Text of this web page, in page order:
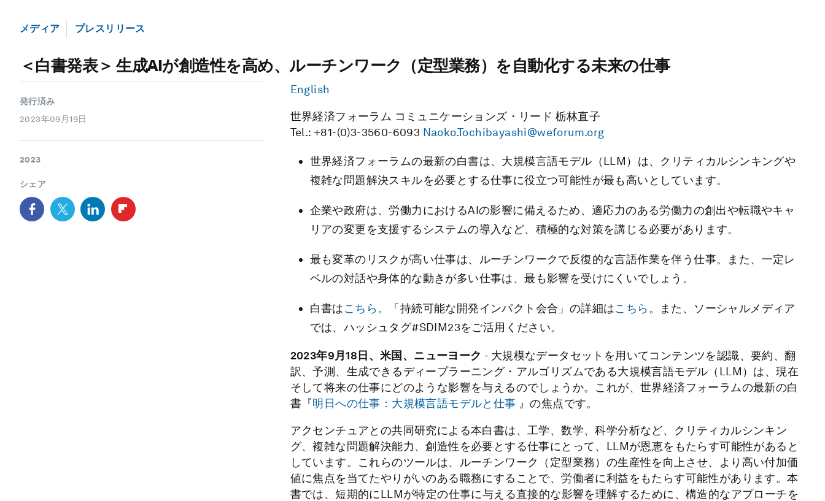
メディア プレスリリース
＜白書発表＞ 生成AIが創造性を高め、ルーチンワーク（定型業務）を自動化する未来の仕事
発行済み
2023年09月19日
2023
シェア
English
世界経済フォーラム コミュニケーションズ・リード 栃林直子
Tel.: +81-(0)3-3560-6093 Naoko.Tochibayashi@weforum.org
世界経済フォーラムの最新の白書は、大規模言語モデル（LLM）は、クリティカルシンキングや
複雑な問題解決スキルを必要とする仕事に役立つ可能性が最も高いとしています。
企業や政府は、労働力におけるAIの影響に備えるため、適応力のある労働力の創出や転職やキャ
リアの変更を支援するシステムの導入など、積極的な対策を講じる必要があります。
最も変革のリスクが高い仕事は、ルーチンワークで反復的な言語作業を伴う仕事。また、一定レ
ベルの対話や身体的な動きが多い仕事は、最も影響を受けにくいでしょう。
白書はこちら。「持続可能な開発インパクト会合」の詳細はこちら 。また、ソーシャルメディア
では、ハッシュタグ#SDIM23をご活用ください。
2023年9月18日、米国、ニューヨーク - 大規模なデータセットを用いてコンテンツを認識、要約、翻
訳、予測、生成できるディープラーニング・アルゴリズムである大規模言語モデル（LLM）は、現在
そして将来の仕事にどのような影響を与えるのでしょうか。これが、世界経済フォーラムの最新の白
書『明日への仕事：大規模言語モデルと仕事 』の焦点です。
アクセンチュアとの共同研究による本白書は、工学、数学、科学分析など、クリティカルシンキン
グ、複雑な問題解決能力、創造性を必要とする仕事にとって、LLMが恩恵をもたらす可能性があると
しています。これらのツールは、ルーチンワーク（定型業務）の生産性を向上させ、より高い付加価
値に焦点を当てたやりがいのある職務にすることで、労働者に利益をもたらす可能性があります。本
書では、短期的にLLMが特定の仕事に与える直接的な影響を理解するために、構造的なアプローチを